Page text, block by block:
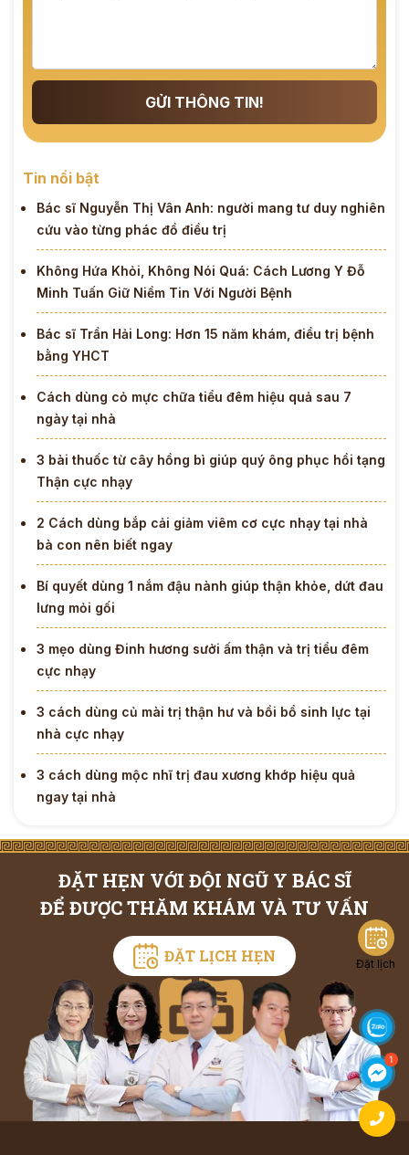
GỬI THÔNG TIN!
Tin nổi bật
Bác sĩ Nguyễn Thị Vân Anh: người mang tư duy nghiên
cứu vào từng phác đồ điều trị
Không Hứa Khỏi, Không Nói Quá: Cách Lương Y Đỗ
Minh Tuấn Giữ Niềm Tin Với Người Bệnh
Bác sĩ Trần Hải Long: Hơn 15 năm khám, điều trị bệnh
bằng YHCT
Cách dùng cỏ mực chữa tiểu đêm hiệu quả sau 7
ngày tại nhà
3 bài thuốc từ cây hồng bì giúp quý ông phục hồi tạng
Thận cực nhạy
2 Cách dùng bắp cải giảm viêm cơ cực nhạy tại nhà
bà con nên biết ngay
Bí quyết dùng 1 nắm đậu nành giúp thận khỏe, dứt đau
lưng mỏi gối
3 mẹo dùng Đinh hương sưởi ấm thận và trị tiểu đêm
cực nhạy
3 cách dùng củ mài trị thận hư và bồi bổ sinh lực tại
nhà cực nhạy
3 cách dùng mộc nhĩ trị đau xương khớp hiệu quả
ngay tại nhà
ĐẶT HẸN VỚI ĐỘI NGŨ Y BÁC SĨ
ĐỂ ĐƯỢC THĂM KHÁM VÀ TƯ VẤN
ĐẶT LỊCH HẸN Đặt lịch